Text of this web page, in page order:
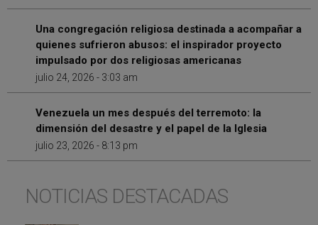
Una congregación religiosa destinada a acompañar a
quienes sufrieron abusos: el inspirador proyecto
impulsado por dos religiosas americanas
julio 24, 2026 - 3:03 am
Venezuela un mes después del terremoto: la
dimensión del desastre y el papel de la Iglesia
julio 23, 2026 - 8:13 pm
NOTICIAS DESTACADAS